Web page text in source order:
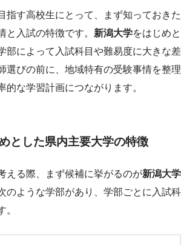
指す高校生にとって、まず知っておきた
と入試の特徴です。 新潟大学をはじめと
部によって入試科目や難易度に大きな差
選びの前に、地域特有の受験事情を整理
的な学習計画につながります。
とした県内主要大学の特徴
える際、まず候補に挙がるのが新潟大学
のような学部があり、学部ごとに入試科
。